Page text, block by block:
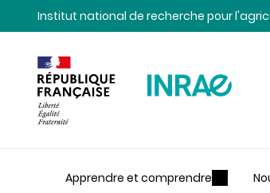
Contenu
Recherche
NavigationInstitut national de recherche pour
Apprendre et comprendre